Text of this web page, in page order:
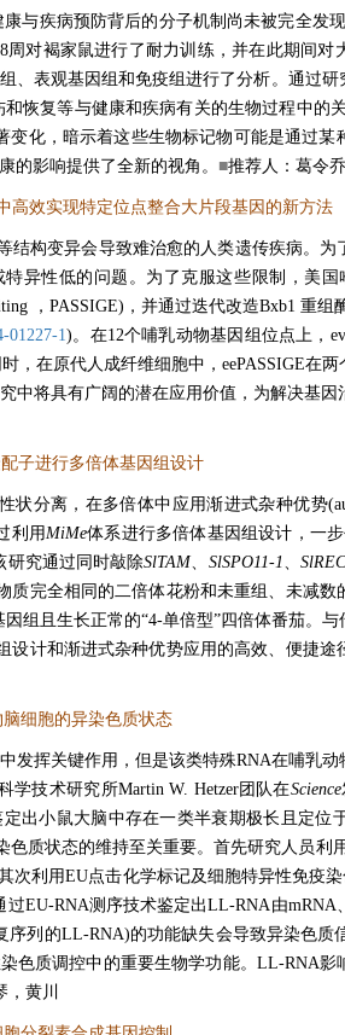
疾病预防背后的分子机制尚未被完全发现
8周对褐家鼠进行了耐力训练，并在此期间
、表观基因组和免疫组进行了分析。通过
恢复等与健康和疾病有关的生物过程中的
化，暗示着这些生物标记物可能是通过某
的影响提供了全新的视角。 ■推荐人：葛令
高效实现特定位点整合大片段基因的新方法
构变异会导致难治愈的人类遗传疾病。
异性低的问题。为了克服这些限制，美国
，PASSIGE)，并通过迭代改造Bxb1 重组
01227-1)。在12个哺乳动物基因组位点上，
，在原代人成纤维细胞中，eePASSIGE在
中将具有广阔的潜在应用价值，为解决基
子进行多倍体基因组设计
离，在多倍体中应用渐进式杂种优势
利用 MiMe体系进行多倍体基因组设计，一
研究通过同时敲除SlTAM、 SlSPO11-1
质完全相同的二倍体花粉和未重组、未减数
组且生长正常的“4-单倍型”四倍体番茄。
设计和渐进式杂种优势应用的高效、便捷
细胞的异染色质状态
挥关键作用，但是该类特殊RNA在哺乳
学技术研究所Martin W. Hetzer团队在Science
出小鼠大脑中存在一类半衰期极长且定位
质状态的维持至关重要。首先研究人员利
利用EU点击化学标记及细胞特异性免疫
EU-RNA测序技术鉴定出LL-RNA由mRNA
序列的LL-RNA)的功能缺失会导致异染色质
色质调控中的重要生物学功能。LL-RNA影
黄川